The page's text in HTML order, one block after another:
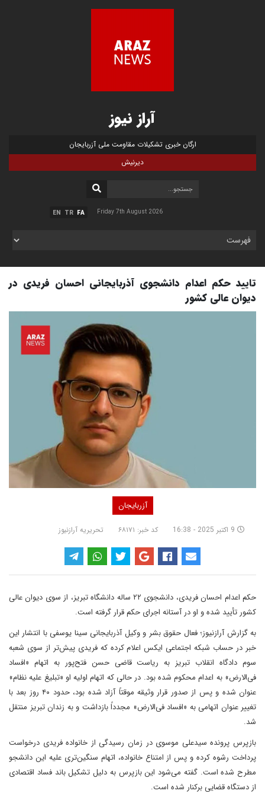
آراز نیوز
ارگان خبری تشکیلات مقاومت ملی آزربایجان
دیرنیش
FA
TR
EN Friday 7th August 2026
تایید حکم اعدام دانشجوی آذربایجانی احسان فریدی در
دیوان عالی کشور
آزربایجان
9 اکتبر 2025 - 16:38 کد خبر: ۶۸۱۷۱ تحریریه آرازنیوز
حکم اعدام احسان فریدی، دانشجوی ۲۲ ساله دانشگاه تبریز، از سوی دیوان عالی
کشور تأیید شده و او در آستانه اجرای حکم قرار گرفته است.
به گزارش آرازنیوز؛ فعال حقوق بشر و وکیل آذربایجانی سینا یوسفی با انتشار این
خبر در حساب شبکه اجتماعی ایکس اعلام کرده که فریدی پیش‌تر از سوی شعبه
سوم دادگاه انقلاب تبریز به ریاست قاضی حسن فتح‌پور به اتهام «افساد
فی‌الارض» به اعدام محکوم شده بود. در حالی‌ که اتهام اولیه او «تبلیغ علیه نظام»
عنوان شده و پس از صدور قرار وثیقه موقتاً آزاد شده بود، حدود ۴۰ روز بعد با
تغییر عنوان اتهامی به «افساد فی‌الارض» مجدداً بازداشت و به زندان تبریز منتقل
شد.
بازپرس پرونده سیدعلی موسوی در زمان رسیدگی از خانواده فریدی درخواست
پرداخت رشوه کرده و پس از امتناع خانواده، اتهام سنگین‌تری علیه این دانشجو
مطرح شده است. گفته می‌شود این بازپرس به دلیل تشکیل باند فساد اقتصادی
از دستگاه قضایی برکنار شده است.